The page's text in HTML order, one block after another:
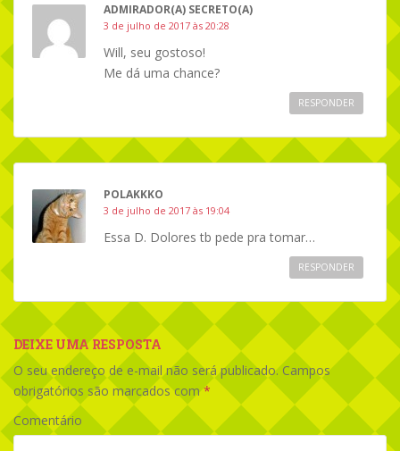
ADMIRADOR(A) SECRETO(A)
3 de julho de 2017 às 20:28
Will, seu gostoso!
Me dá uma chance?
RESPONDER
POLAKKKO
3 de julho de 2017 às 19:04
Essa D. Dolores tb pede pra tomar…
RESPONDER
DEIXE UMA RESPOSTA
O seu endereço de e-mail não será publicado.Campos
obrigatórios são marcados com*
Comentário